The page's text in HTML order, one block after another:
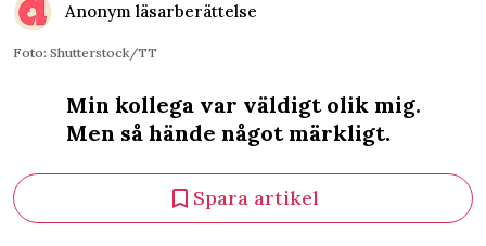
Anonym läsarberättelse
Foto: Shutterstock/TT
Min kollega var väldigt olik mig.
Men så hände något märkligt.
Spara artikel